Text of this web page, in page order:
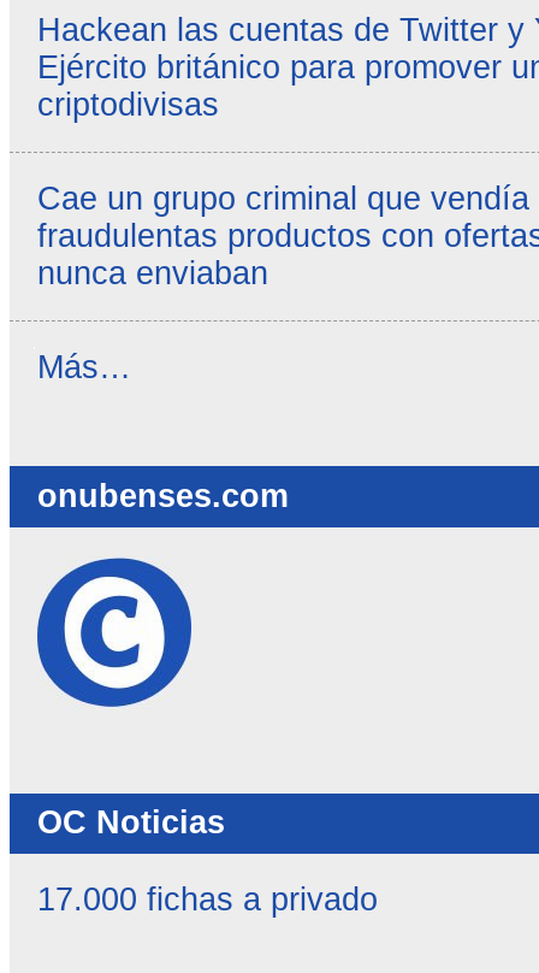
Hackean las cuentas de Twitter y
Ejército británico para promover
criptodivisas
Cae un grupo criminal que
fraudulentas productos con
nunca enviaban
Reseñas
Más…
onubenses.com
OC Noticias
17.000 fichas a privado